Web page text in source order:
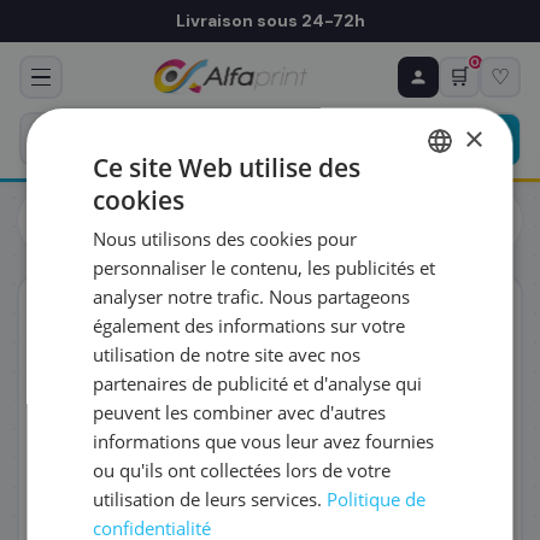
Livraison sous 24-72h
🛒
0
♡
Cartouches
HP
capacité, 2 000 pages
ORIGINAL
♻ COMMANDE RÉCURRENTE
Prévoyez & économisez
Programmez votre prochain achat — notre équipe
vous prépare un devis personnalisé
RÉFÉRENCE DU PRODUIT
FRÉQUENCE
QUANTITÉ PAR LIVRAISON
DATE DE PREMIÈRE LIVRAISON SOUHAITÉE
×
Ce site Web utilise des
cookies
Nous utilisons des cookies pour
personnaliser le contenu, les publicités et
analyser notre trafic. Nous partageons
également des informations sur votre
utilisation de notre site avec nos
partenaires de publicité et d'analyse qui
peuvent les combiner avec d'autres
informations que vous leur avez fournies
ou qu'ils ont collectées lors de votre
utilisation de leurs services. Politique de
confidentialité